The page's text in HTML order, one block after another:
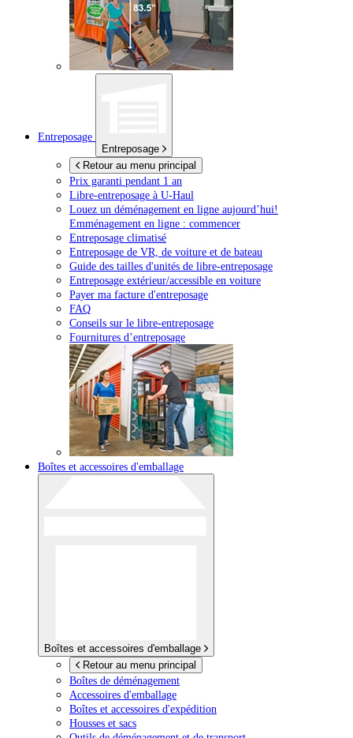
Entreposage
Entreposage
Retour au menu principal
Prix garanti pendant 1 an
Libre-entreposage à U-Haul
Louez un déménagement en ligne aujourd’hui!
Emménagement en ligne : commencer
Entreposage climatisé
Entreposage de VR, de voiture et de bateau
Guide des tailles d'unités de libre-entreposage
Entreposage extérieur/accessible en voiture
Payer ma facture d'entreposage
FAQ
Conseils sur le libre-entreposage
Fournitures d’entreposage
Boîtes et accessoires d'emballage
Boîtes et accessoires d'emballage
Retour au menu principal
Boîtes de déménagement
Accessoires d'emballage
Boîtes et accessoires d'expédition
Housses et sacs